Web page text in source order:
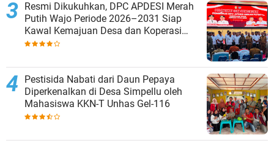
Resmi Dikukuhkan, DPC APDESI Merah
Putih Wajo Periode 2026–2031 Siap
Kawal Kemajuan Desa dan Koperasi
Merah Putih
Pestisida Nabati dari Daun Pepaya
Diperkenalkan di Desa Simpellu oleh
Mahasiswa KKN-T Unhas Gel-116